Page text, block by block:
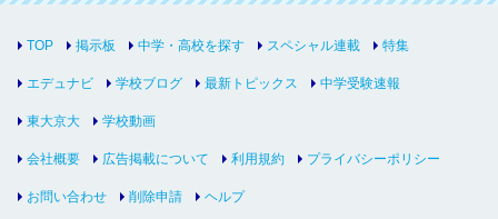
TOP 掲示板 中学・高校を探す スペシャル連載 特集
エデュナビ 学校ブログ 最新トピックス 中学受験速報
東大京大 学校動画
会社概要 広告掲載について 利用規約 プライバシーポリシー
お問い合わせ 削除申請 ヘルプ